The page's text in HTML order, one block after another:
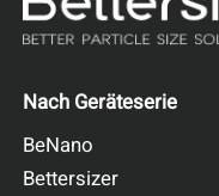
Nach Geräteserie
BeNano
Bettersizer